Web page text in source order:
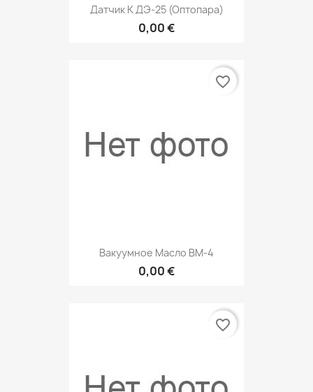
Датчик К ДЭ-25 (оптопара)
0,00 €
Вакуумное Масло ВМ-4
0,00 €
favorite_border
favorite_border